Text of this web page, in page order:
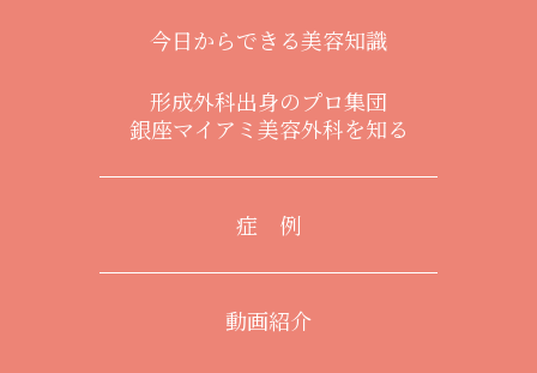
今日からできる美容知識
形成外科出身のプロ集団
銀座マイアミ美容外科を知る
症 例
動画紹介